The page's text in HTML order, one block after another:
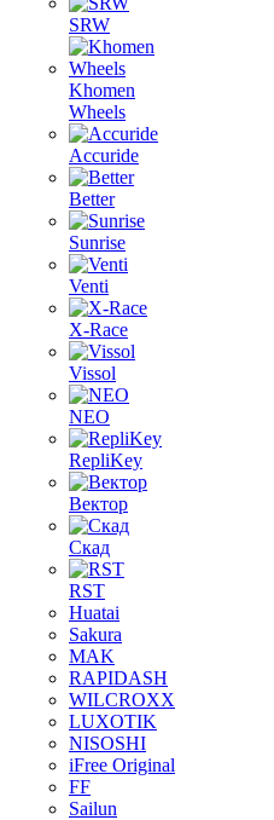
SRW
Khomen
Wheels
Accuride
Better
Sunrise
Venti
X-Race
Vissol
NEO
RepliKey
Вектор
Скад
RST
Huatai
Sakura
MAK
RAPIDASH
WILCROXX
LUXOTIK
NISOSHI
iFree Original
FF
Sailun